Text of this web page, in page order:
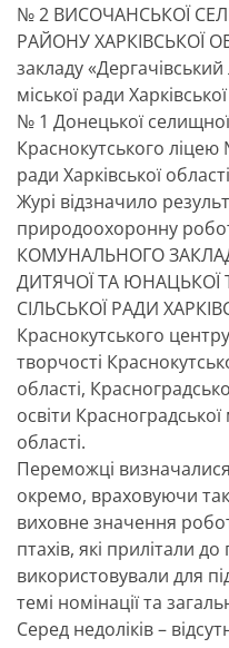
№ 2 ВИСОЧАНСЬКОЇ
РАЙОНУ ХАРКІВСЬКОЇ
закладу
міської ради
№ 1 Донецької селищної
Краснокутського
ради Харківської
Журі відзначило
природоохоронну
КОМУНАЛЬНОГО
ДИТЯЧОЇ ТА ЮНАЦЬКОЇ
СІЛЬСЬКОЇ РАДИ
Краснокутського
творчості
області,
освіти Красноградської
області.
Переможці
окремо, враховуючи
виховне значення
птахів, які прилітали
використовували для
темі номінації та
Серед недоліків –